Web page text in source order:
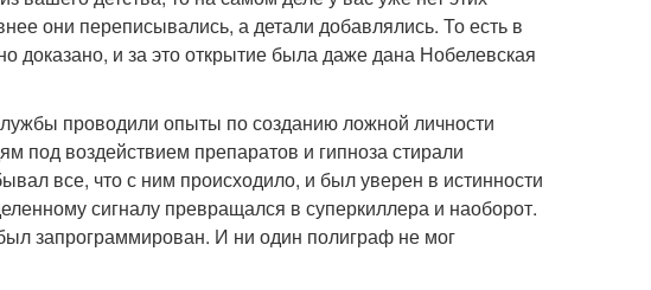
они переписывались, а детали добавлялись. То есть в
доказано, и за это открытие была даже дана Нобелевская
проводили опыты по созданию ложной личности
под воздействием препаратов и гипноза стирали
все, что с ним происходило, и был уверен в истинности
сигналу превращался в суперкиллера и наоборот.
запрограммирован. И ни один полиграф не мог